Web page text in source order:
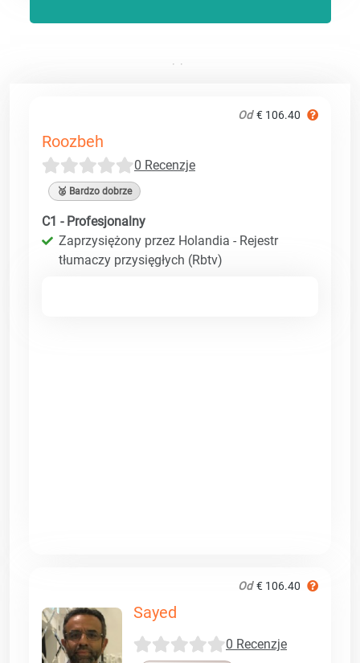
Od € 106.40
Roozbeh
0 Recenzje
🥈 Bardzo dobrze
C1 - Profesjonalny
Zaprzysiężony przez Holandia - Rejestr
tłumaczy przysięgłych (Rbtv)
Od € 106.40
Sayed
0 Recenzje